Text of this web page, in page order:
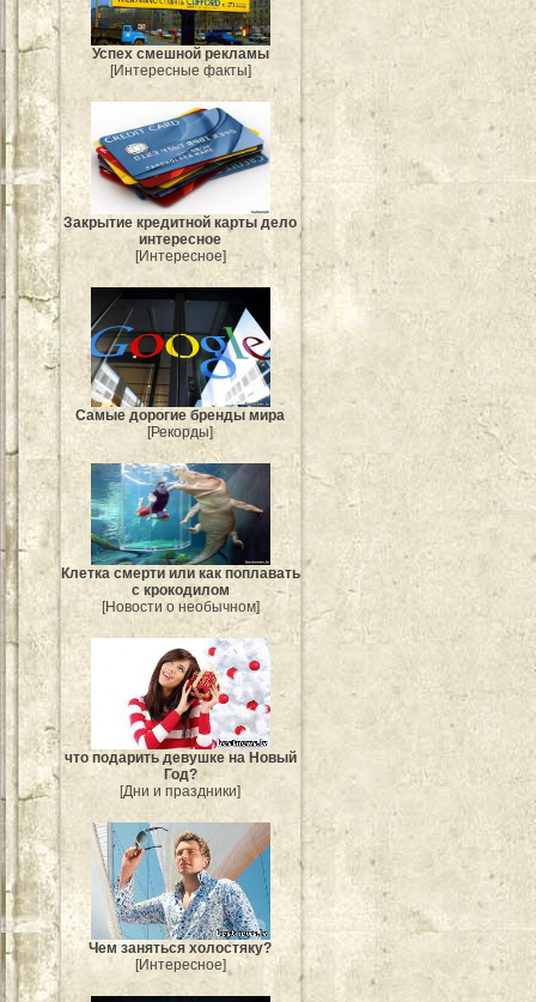
Успех смешной рекламы
[Интересные факты]
Закрытие кредитной карты дело
интересное
[Интересное]
Самые дорогие бренды мира
[Рекорды]
Клетка смерти или как поплавать
с крокодилом
[Новости о необычном]
что подарить девушке на Новый
Год?
[Дни и праздники]
Чем заняться холостяку?
[Интересное]